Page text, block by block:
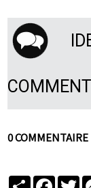
0 COMMENTAIRE
Partager